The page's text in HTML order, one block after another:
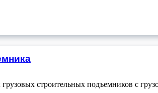
строительных подъемников с